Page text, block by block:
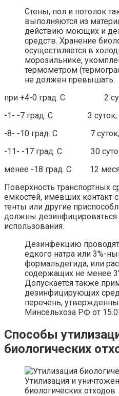
Стены, пол и потолок
выполняются из
действию моющих и
средств. Хранение
осуществляется в
морозильнике,
термометром
не должен превышать:
при +4-0 град. С 2
-1- -7 град. С 3 суток;
-8- -10 град. С 7 суток;
-11- -17 град. С 30
менее -18 град. С 12
Поверхность транспортных
емкостей, имевших контакт
тенты или другие
должны дезинфицироваться
использования.
Дезинфекцию
едкого натра или 3%-
формальдегида, или
содержащих не менее
Допускается также
дезинфицирующих
перечень,
Минсельхоза РФ от
Способы
биологических
Утилизация и
биологических отходов